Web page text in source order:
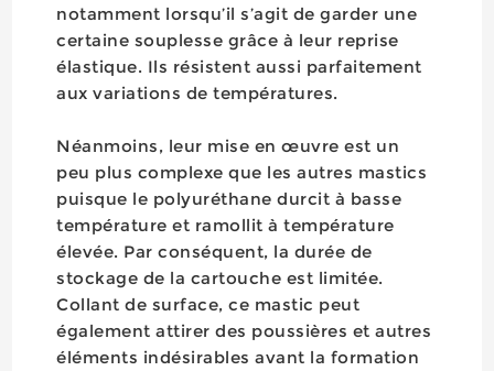
notamment lorsqu’il s’agit de garder une
certaine souplesse grâce à leur reprise
élastique. Ils résistent aussi parfaitement
aux variations de températures.
Néanmoins, leur mise en œuvre est un
peu plus complexe que les autres mastics
puisque le polyuréthane durcit à basse
température et ramollit à température
élevée. Par conséquent, la durée de
stockage de la cartouche est limitée.
Collant de surface, ce mastic peut
également attirer des poussières et autres
éléments indésirables avant la formation